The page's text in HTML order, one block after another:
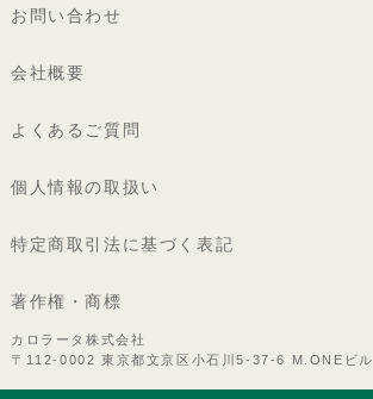
お問い合わせ
会社概要
よくあるご質問
個人情報の取扱い
特定商取引法に基づく表記
著作権・商標
カロラータ株式会社
〒112-0002 東京都文京区小石川5-37-6 M.ONEビル